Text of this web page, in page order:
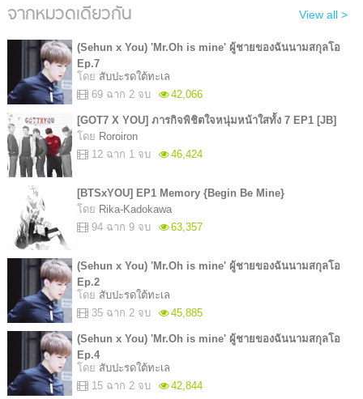
จากหมวดเดียวกัน View all >
(Sehun x You) 'Mr.Oh is mine' ผู้ชายของฉันนามสกุลโอ
Ep.7
โดย สับปะรดใต้ทะเล
69 ฉาก 2 จบ
42,066
[GOT7 X YOU] ภารกิจพิชิตใจหนุ่มหน้าใสทั้ง 7 EP1 [JB]
โดย Roroiron
12 ฉาก 1 จบ
46,424
[BTSxYOU] EP1 Memory {Begin Be Mine}
โดย Rika-Kadokawa
94 ฉาก 9 จบ
63,357
(Sehun x You) 'Mr.Oh is mine' ผู้ชายของฉันนามสกุลโอ
Ep.2
โดย สับปะรดใต้ทะเล
35 ฉาก 2 จบ
45,885
(Sehun x You) 'Mr.Oh is mine' ผู้ชายของฉันนามสกุลโอ
Ep.4
โดย สับปะรดใต้ทะเล
15 ฉาก 2 จบ
42,844